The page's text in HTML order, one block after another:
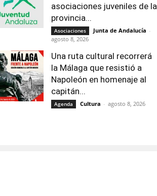
asociaciones juveniles de la
provincia...
Asociaciones Junta de Andalucía -
agosto 8, 2026
Una ruta cultural recorrerá
la Málaga que resistió a
Napoleón en homenaje al
capitán...
Agenda Cultura - agosto 8, 2026